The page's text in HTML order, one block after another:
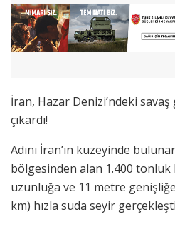
İran, Hazar Denizi’ndeki savaş
çıkardı!
Adını İran’ın kuzeyinde
bölgesinden alan 1.400
uzunluğa ve 11 metre
km) hızla suda seyir